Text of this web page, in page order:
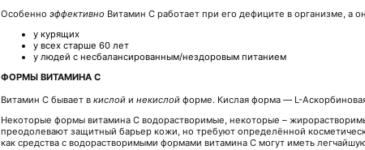
Особенно эффективно Витамин С работает при его дефиците в организме, а
у курящих
у всех старше 60 лет
у людей с несбалансированным/нездоровым питанием
ФОРМЫ ВИТАМИНА С
Витамин С бывает в кислой и некислой форме. Кислая форма — L-
Некоторые формы витамина С водорастворимые, некоторые –
преодолевают защитный барьер кожи, но требуют определённой
как средства с водорастворимыми формами витамина С могут иметь